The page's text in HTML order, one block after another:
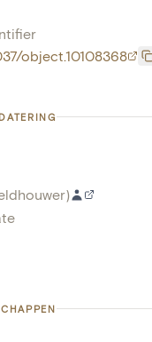
object.10108368
)